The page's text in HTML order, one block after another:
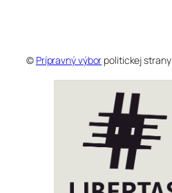
© Prípravný výbor politickej strany